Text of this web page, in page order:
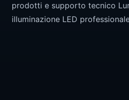
prodotti e supporto tecnico
illuminazione LED